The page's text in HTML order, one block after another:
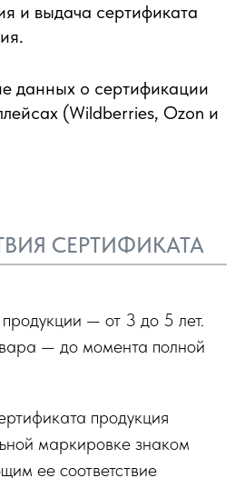
и выдача сертификата
данных о сертификации
(Wildberries, Ozon и
СЕРТИФИКАТА
— от 3 до 5 лет.
— до момента полной
продукция
маркировке знаком
ее соответствие